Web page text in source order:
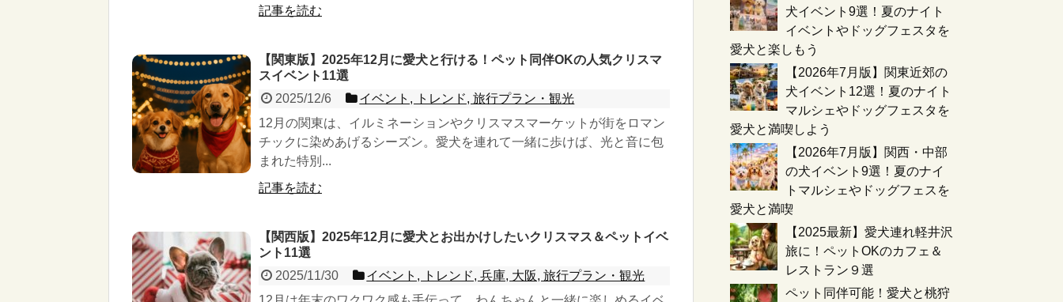
記事を読む
【関東版】2025年12月に愛犬と行ける！ペット同伴OKの人気クリスマ
スイベント11選
2025/12/6
イベント, トレンド, 旅行プラン・観光
12月の関東は、イルミネーションやクリスマスマーケットが街をロマン
チックに染めあげるシーズン。愛犬を連れて一緒に歩けば、光と音に包
まれた特別...
記事を読む
【関西版】2025年12月に愛犬とお出かけしたいクリスマス＆ペットイベ
ント11選
2025/11/30
イベント, トレンド, 兵庫, 大阪, 旅行プラン・観光
犬イベント9選！夏のナイト
イベントやドッグフェスタを
愛犬と楽しもう
【2026年7月版】関東近郊の
犬イベント12選！夏のナイト
マルシェやドッグフェスタを
愛犬と満喫しよう
【2026年7月版】関西・中部
の犬イベント9選！夏のナイ
トマルシェやドッグフェスを
愛犬と満喫
【2025最新】愛犬連れ軽井沢
旅に！ペットOKのカフェ＆
レストラン９選
ペット同伴可能！愛犬と桃狩